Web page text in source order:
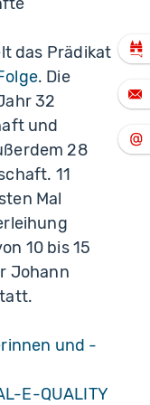
das Prädikat
. Die
32
und
28
11
Mal
10 bis 15
Johann
und -
E-QUALITY